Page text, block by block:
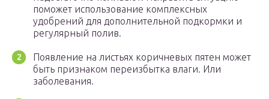
поможет использование комплексных
удобрений для дополнительной подкормки и
регулярный полив.
Появление на листьях коричневых пятен может
быть признаком переизбытка влаги. Или
заболевания.